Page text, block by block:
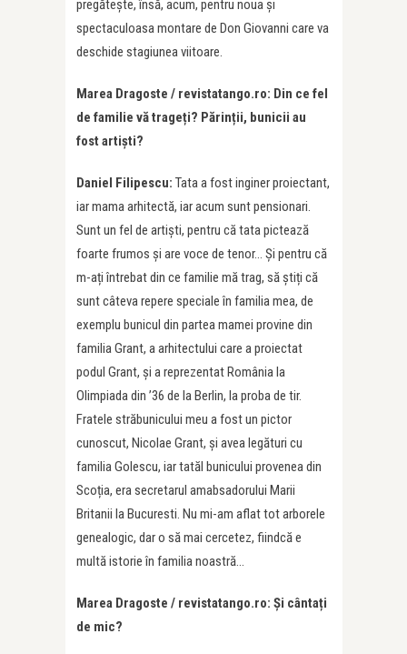
pregătește, însă, acum, pentru noua și
spectaculoasa montare de Don Giovanni care va
deschide stagiunea viitoare.
Marea Dragoste / revistatango.ro: Din ce fel
de familie vă trageți? Părinții, bunicii au
fost artiști?
Daniel Filipescu: Tata a fost inginer proiectant,
iar mama arhitectă, iar acum sunt pensionari.
Sunt un fel de artiști, pentru că tata pictează
foarte frumos şi are voce de tenor… Și pentru că
m-ați întrebat din ce familie mă trag, să știți că
sunt câteva repere speciale în familia mea, de
exemplu bunicul din partea mamei provine din
familia Grant, a arhitectului care a proiectat
podul Grant, și a reprezentat România la
Olimpiada din ’36 de la Berlin, la proba de tir.
Fratele străbunicului meu a fost un pictor
cunoscut, Nicolae Grant, și avea legături cu
familia Golescu, iar tatăl bunicului provenea din
Scoția, era secretarul amabsadorului Marii
Britanii la Bucuresti. Nu mi-am aflat tot arborele
genealogic, dar o să mai cercetez, fiindcă e
multă istorie în familia noastră…
Marea Dragoste / revistatango.ro: Și cântați
de mic?